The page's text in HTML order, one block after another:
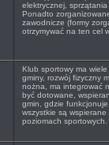
elektrycznej,
Ponadto
zawodnicze (formy
otrzymywać na ten cel
Klub sportowy ma
gminy, rozwój fizyczny
nożna, ma integrować
być dotowane,
gmin, gdzie
wszystkie są
poziomach sportowych.